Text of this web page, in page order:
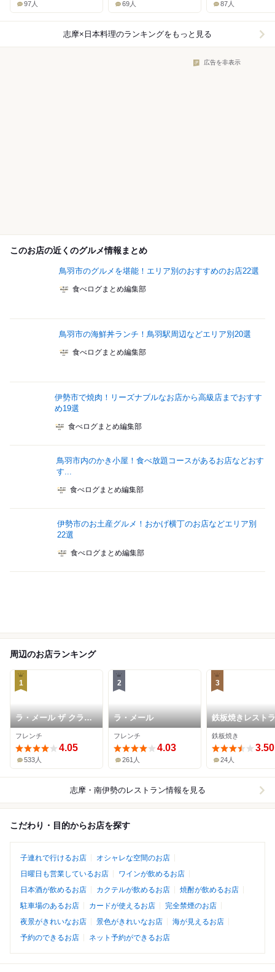
97人 69人 87人
志摩×日本料理のランキングをもっと見る
広告を非表示
このお店の近くのグルメ情報まとめ
鳥羽市のグルメを堪能！エリア別のおすすめのお店22選
食べログまとめ編集部
鳥羽市の海鮮丼ランチ！鳥羽駅周辺などエリア別20選
食べログまとめ編集部
伊勢市で焼肉！リーズナブルなお店から高級店までおすす
め19選
食べログまとめ編集部
鳥羽市内のかき小屋！食べ放題コースがあるお店などおす
す...
食べログまとめ編集部
伊勢市のお土産グルメ！おかげ横丁のお店などエリア別
22選
食べログまとめ編集部
周辺のお店ランキング
1
ラ・メール ザ クラシ
ック
フレンチ
4.05
533人
2
ラ・メール
フレンチ
4.03
261人
3
鉄板焼きレスト
山吹
鉄板焼き
3.50
24人
志摩・南伊勢のレストラン情報を見る
こだわり・目的からお店を探す
子連れで行けるお店
オシャレな空間のお店
日曜日も営業しているお店
ワインが飲めるお店
日本酒が飲めるお店
カクテルが飲めるお店
焼酎が飲めるお店
駐車場のあるお店
カードが使えるお店
完全禁煙のお店
夜景がきれいなお店
景色がきれいなお店
海が見えるお店
予約のできるお店
ネット予約ができるお店